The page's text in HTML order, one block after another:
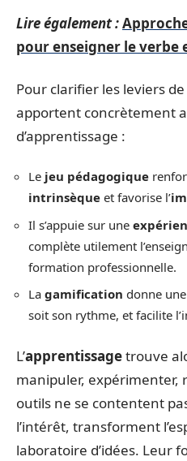
Lire également :
pour enseigner le verbe
Pour clarifier les leviers de
apportent concrètement
d’apprentissage :
Le jeu pédagogique
intrinsèque et favorise l’
Il s’appuie sur une
complète utilement
formation professionnelle.
La gamification donne
soit son rythme, et facilite
L’apprentissagetrouve
manipuler, expérimenter,
outils ne se contentent
l’intérêt, transforment
laboratoire d’idées. Leur